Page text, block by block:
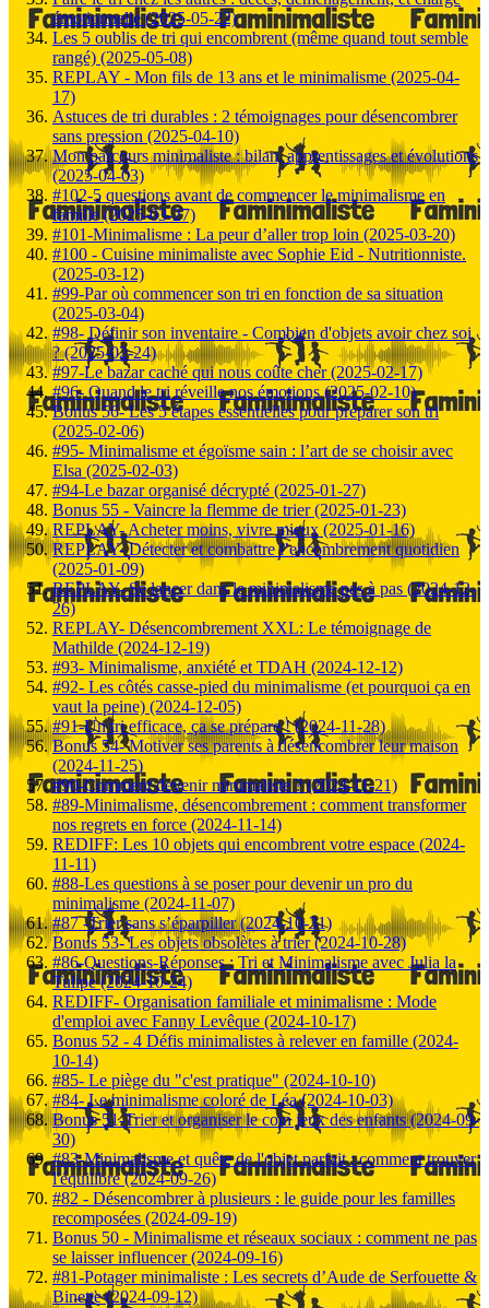
émotionnelle (2025-05-22)
Les 5 oublis de tri qui encombrent (même quand tout semble
rangé) (2025-05-08)
REPLAY - Mon fils de 13 ans et le minimalisme (2025-04-
17)
Astuces de tri durables : 2 témoignages pour désencombrer
sans pression (2025-04-10)
Mon parcours minimaliste : bilan, apprentissages et évolutions
(2025-04-03)
#102-5 questions avant de commencer le minimalisme en
famille (2025-03-27)
#101-Minimalisme : La peur d’aller trop loin (2025-03-20)
#100 - Cuisine minimaliste avec Sophie Eid - Nutritionniste.
(2025-03-12)
#99-Par où commencer son tri en fonction de sa situation
(2025-03-04)
#98- Définir son inventaire - Combien d'objets avoir chez soi
? (2025-02-24)
#97-Le bazar caché qui nous coûte cher (2025-02-17)
#96- Quand le tri réveille nos émotions (2025-02-10)
Bonus 56- Les 5 étapes essentielles pour préparer son tri
(2025-02-06)
#95- Minimalisme et égoïsme sain : l’art de se choisir avec
Elsa (2025-02-03)
#94-Le bazar organisé décrypté (2025-01-27)
Bonus 55 - Vaincre la flemme de trier (2025-01-23)
REPLAY- Acheter moins, vivre mieux (2025-01-16)
REPLAY- Détecter et combattre l’encombrement quotidien
(2025-01-09)
REPLAY- Se lancer dans le minimalisme pas à pas (2024-12-
26)
REPLAY- Désencombrement XXL: Le témoignage de
Mathilde (2024-12-19)
#93- Minimalisme, anxiété et TDAH (2024-12-12)
#92- Les côtés casse-pied du minimalisme (et pourquoi ça en
vaut la peine) (2024-12-05)
#91-Un tri efficace, ça se prépare ! (2024-11-28)
Bonus 54- Motiver ses parents à désencombrer leur maison
(2024-11-25)
#90-Comment devenir minimaliste ? (2024-11-21)
#89-Minimalisme, désencombrement : comment transformer
nos regrets en force (2024-11-14)
REDIFF: Les 10 objets qui encombrent votre espace (2024-
11-11)
#88-Les questions à se poser pour devenir un pro du
minimalisme (2024-11-07)
#87 -Trier sans s’éparpiller (2024-10-31)
Bonus 53- Les objets obsolètes à trier (2024-10-28)
#86-Questions-Réponses : Tri et Minimalisme avec Julia la
Tulipe (2024-10-24)
REDIFF- Organisation familiale et minimalisme : Mode
d'emploi avec Fanny Levêque (2024-10-17)
Bonus 52 - 4 Défis minimalistes à relever en famille (2024-
10-14)
#85- Le piège du "c'est pratique" (2024-10-10)
#84- Le minimalisme coloré de Léa (2024-10-03)
Bonus 51-Trier et organiser le coin jeux des enfants (2024-09-
30)
#83-Minimalisme et quête de l'objet parfait : comment trouver
l'équilibre (2024-09-26)
#82 - Désencombrer à plusieurs : le guide pour les familles
recomposées (2024-09-19)
Bonus 50 - Minimalisme et réseaux sociaux : comment ne pas
se laisser influencer (2024-09-16)
#81-Potager minimaliste : Les secrets d’Aude de Serfouette &
Binette (2024-09-12)